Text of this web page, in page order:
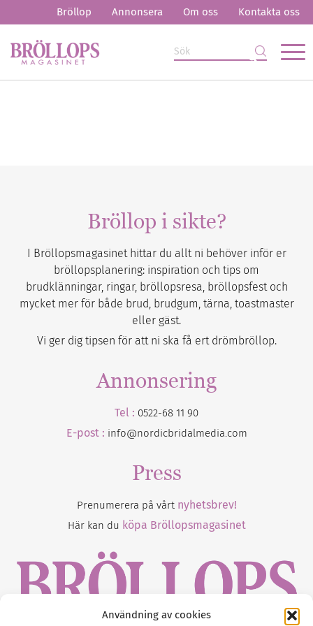
Användning av cookies
Bröllop Annonsera Om oss Kontakta oss
Bröllop i sikte?
I Bröllopsmagasinet hittar du allt ni behöver inför er
bröllopsplanering: inspiration och tips om
brudklänningar, ringar, bröllopsresa, bröllopsfest och
mycket mer för både brud, brudgum, tärna, toastmaster
eller gäst.
Vi ger dig tipsen för att ni ska få ert drömbröllop.
Annonsering
Tel : 0522-68 11 90
E-post : info@nordicbridalmedia.com
Press
Prenumerera på vårt nyhetsbrev!
Här kan du köpa Bröllopsmagasinet